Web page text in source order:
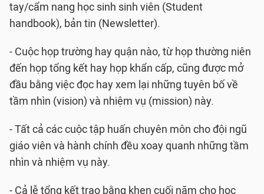
tay/cẩm nang học sinh sinh viên (Student
handbook), bản tin (Newsletter).
- Cuộc họp trường hay quận nào, từ họp thường niên
đến họp tổng kết hay họp khẩn cấp, cũng được mở
đầu bằng việc đọc hay xem lại những tuyên bố về
tầm nhìn (vision) và nhiệm vụ (mission) này.
- Tất cả các cuộc tập huấn chuyên môn cho đội ngũ
giáo viên và hành chính đều xoay quanh những tầm
nhìn và nhiệm vụ này.
- Cả lễ tổng kết trao bằng khen cuối năm cho học